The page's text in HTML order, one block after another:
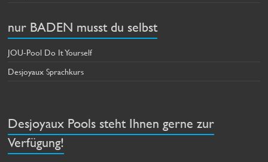
nur BADEN musst du selbst
JOU-Pool Do It Yourself
Desjoyaux Sprachkurs
Desjoyaux Pools steht Ihnen gerne zur
Verfügung!